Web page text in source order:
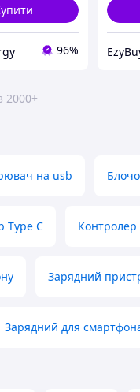
96%
2000+
на usb
Type C Контролер
Зарядний
Зарядний для